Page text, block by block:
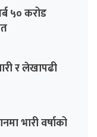
५० करोड
र लेखापढी
भारी वर्षाको